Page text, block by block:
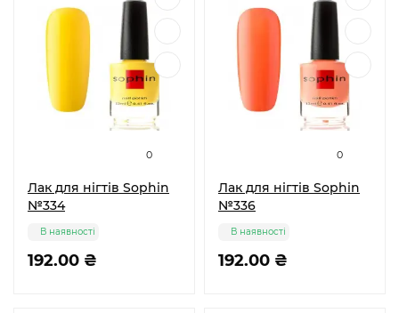
0
Лак для нігтів Sophin
№334
192.00 ₴
В наявності
0
Лак для нігтів Sophin
№336
192.00 ₴
В наявності